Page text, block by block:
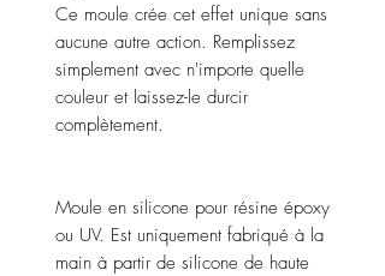
Ce moule crée cet effet unique sans
aucune autre action. Remplissez
simplement avec n'importe quelle
couleur et laissez-le durcir
complètement.
Moule en silicone pour résine époxy
ou UV. Est uniquement fabriqué à la
main à partir de silicone de haute